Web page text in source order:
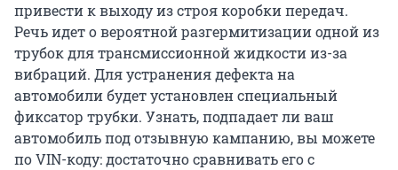
привести к выходу из строя коробки передач.
Речь идет о вероятной разгермитизации одной из
трубок для трансмиссионной жидкости из-за
вибраций. Для устранения дефекта на
автомобили будет установлен специальный
фиксатор трубки. Узнать, подпадает ли ваш
автомобиль под отзывную кампанию, вы можете
по VIN-коду: достаточно сравнивать его с